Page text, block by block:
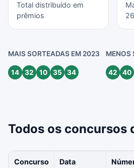
Total distribuído em
prêmios
MAIS SORTEADAS EM 2023
14 32 10 35 34
MENOS
42 40
Todos os concursos
Concurso Data